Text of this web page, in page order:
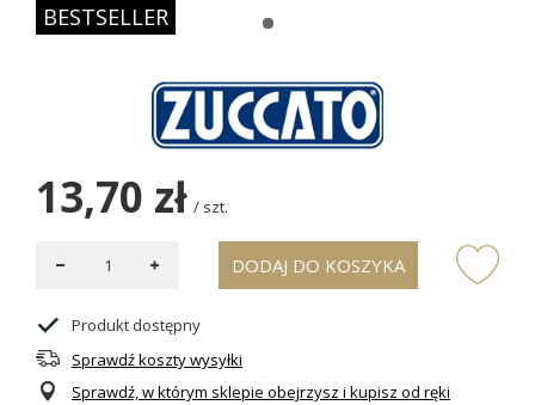
BESTSELLER
13,70 zł / szt.
DODAJ DO KOSZYKA
Produkt dostępny
Sprawdź koszty wysyłki
Sprawdź, w którym sklepie obejrzysz i kupisz od ręki